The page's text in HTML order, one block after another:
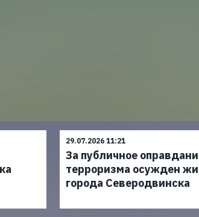
29.07.2026 11:21
За публичное
терроризма осужден
города Северодвинска